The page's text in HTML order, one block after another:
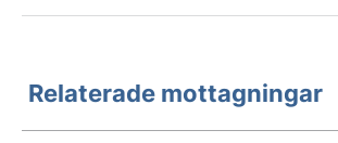
Relaterade mottagningar